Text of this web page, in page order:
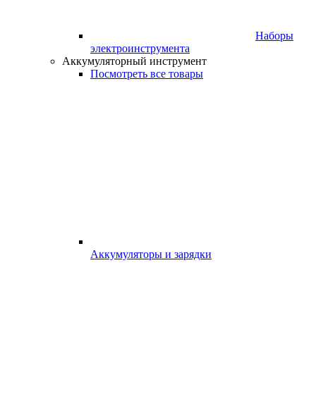
Наборы
электроинструмента
Аккумуляторный инструмент
Посмотреть все товары
Аккумуляторы и зарядки